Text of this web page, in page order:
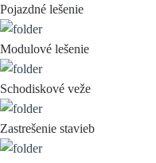
Pojazdné lešenie
Modulové lešenie
Schodiskové veže
Zastrešenie stavieb